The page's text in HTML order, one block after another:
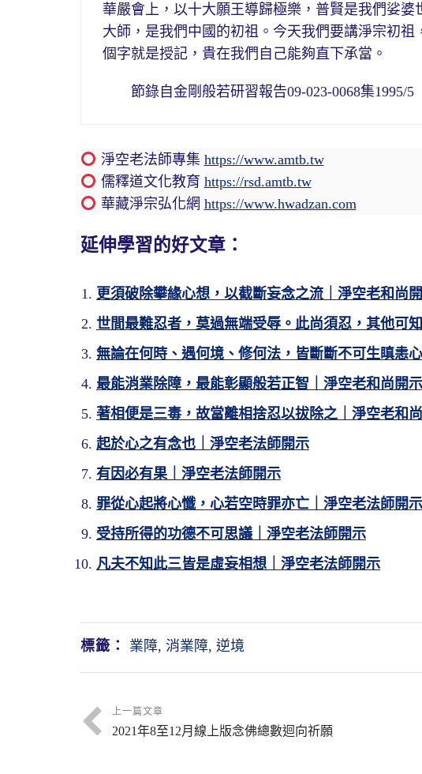
華嚴會上，以十大願王導歸極樂，普賢是我們娑
大師，是我們中國的初祖。今天我們要講淨宗初
個字就是授記，貴在我們自己能夠直下承當。
節錄自金剛般若研習報告09-023-0068集1995/5
【一、令知因果可畏，惡業不可造。幸仗金剛般
個果報。有這種現象現前，自己一定要反省，我們
兩遍，那個不算，那是讀誦不是受持。受持是依
【五、令知因果轉變，極其繁複，應觀其究竟，
詳細，實在講也是說個大概而已，真正細說不可
得也相當的詳細。轉變，最要緊的是在用心。
心，那個轉變才真快，再繁雜的變化，他也從根
生的人，我們能看到。他臨命終時，他不生病，
【此節文中，暗示告誡學人有三。一、今世受人
境界；換句話說，我們每個人無始劫以來，所造作
多，學佛人退心，遭遇逆緣退心的很多很多。遇
怨天尤人，佛菩薩不保佑他，這種人我們也常常
【《法華》云：若欲懺悔者，端坐念實相。重罪
懺悔、有理上懺悔。這首偈是從理上講的，是理
明。佛教給菩薩什麼方法？端坐念實相。這一句是
端坐是什麼意思？就是佛在《無量壽經》上所
就端正，端是這個意思。端就是正，沒有邪思、
經的標準來說，這個經的標準確確實實是《華嚴
淨空老法師專集 https://www.amtb.tw
儒釋道文化教育 https://rsd.amtb.tw
華藏淨宗弘化網 https://www.hwadzan.com
延伸學習的好文章：
更須破除攀緣心想，以截斷妄念之流｜淨空老和尚
世間最難忍者，莫過無端受辱。此尚須忍，其他可
無論在何時、遇何境、修何法，皆斷斷不可生瞋恚
最能消業除障，最能彰顯般若正智｜淨空老和尚開示
著相便是三毒，故當離相捨忍以拔除之｜淨空老和
起於心之有念也｜淨空老法師開示
有因必有果｜淨空老法師開示
罪從心起將心懺，心若空時罪亦亡｜淨空老法師開示
受持所得的功德不可思議｜淨空老法師開示
凡夫不知此三皆是虛妄相想｜淨空老法師開示
標籤： 業障, 消業障, 逆境
上一篇文章
2021年8至12月線上版念佛總數迴向祈願